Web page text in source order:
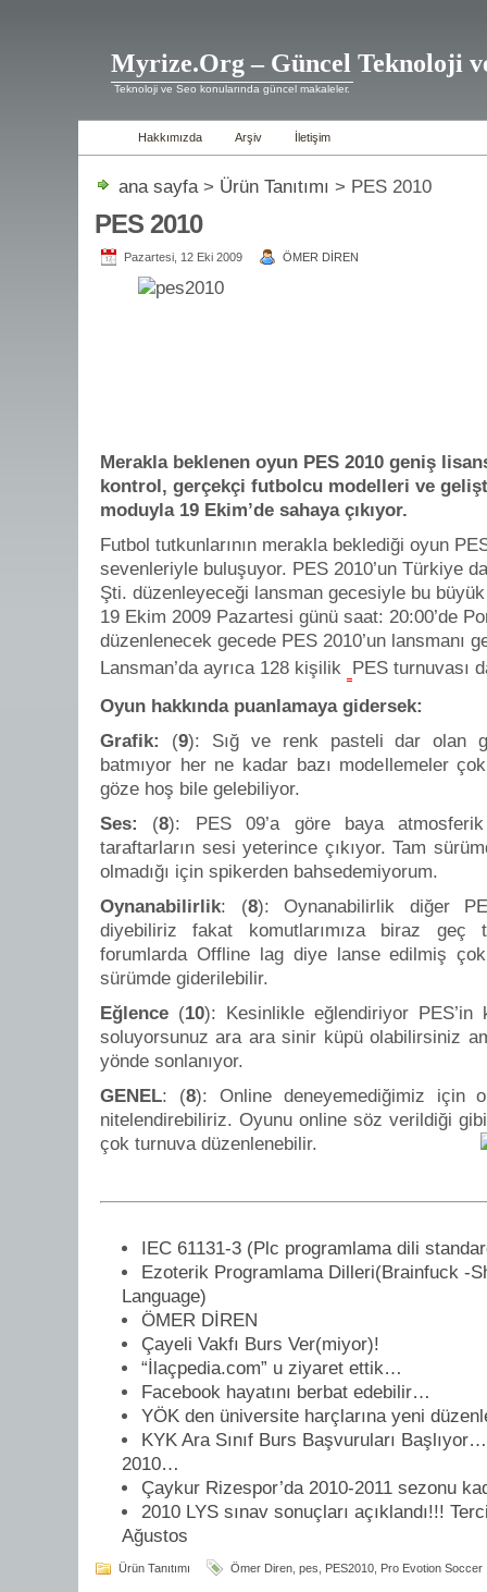
Myrize.Org – Güncel Teknoloji
Teknoloji ve Seo konularında güncel makaleler.
Hakkımızda Arşiv İletişim
ana sayfa> Ürün Tanıtımı > PES 2010
PES 2010
Pazartesi, 12 Eki 2009 ÖMER DİREN
Merakla beklenen oyun PES 2010 geniş
kontrol, gerçekçi futbolcu modelleri ve
moduyla 19 Ekim’de sahaya çıkıyor.
Futbol tutkunlarının merakla beklediği oyun
sevenleriyle buluşuyor. PES 2010’un Türkiye
Şti. düzenleyeceği lansman gecesiyle bu
19 Ekim 2009 Pazartesi günü saat: 20:00’de
düzenlenecek gecede PES 2010’un lansmanı
Lansman’da ayrıca 128 kişilik PES turnuvası
Oyun hakkında puanlamaya gidersek:
Grafik: (9): Sığ ve renk pasteli dar olan
batmıyor her ne kadar bazı modellemeler
göze hoş bile gelebiliyor.
Ses: (8): PES 09’a göre baya
taraftarların sesi yeterince çıkıyor. Tam
olmadığı için spikerden bahsedemiyorum.
Oynanabilirlik: (8): Oynanabilirlik diğer
diyebiliriz fakat komutlarımıza biraz geç
forumlarda Offline lag diye lanse edilmiş
sürümde giderilebilir.
Eğlence (10): Kesinlikle eğlendiriyor PES’in
soluyorsunuz ara ara sinir küpü olabilirsiniz
yönde sonlanıyor.
GENEL: (8): Online deneyemediğimiz için
nitelendirebiliriz. Oyunu online söz verildiği
çok turnuva düzenlenebilir.
IEC 61131-3 (Plc programlama dili
Ezoterik Programlama Dilleri(Brainfuck -
Language)
ÖMER DİREN
Çayeli Vakfı Burs Ver(miyor)!
“İlaçpedia.com” u ziyaret ettik…
Facebook hayatını berbat edebilir…
YÖK den üniversite harçlarına yeni
KYK Ara Sınıf Burs Başvuruları
2010…
Çaykur Rizespor’da 2010-2011 sezonu
2010 LYS sınav sonuçları açıklandı!!!
Ağustos
Ürün Tanıtımı Ömer Diren pes PES2010 Pro Evotion Soccer